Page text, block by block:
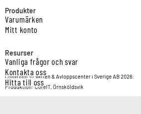
Produkter
Varumärken
Mitt konto
Resurser
Vanliga frågor och svar
Kontakta oss
Hitta till oss
Copyright © Vatten & Avloppscenter i Sverige AB 2026.
Produktion: CoreIT, Örnsköldsvik